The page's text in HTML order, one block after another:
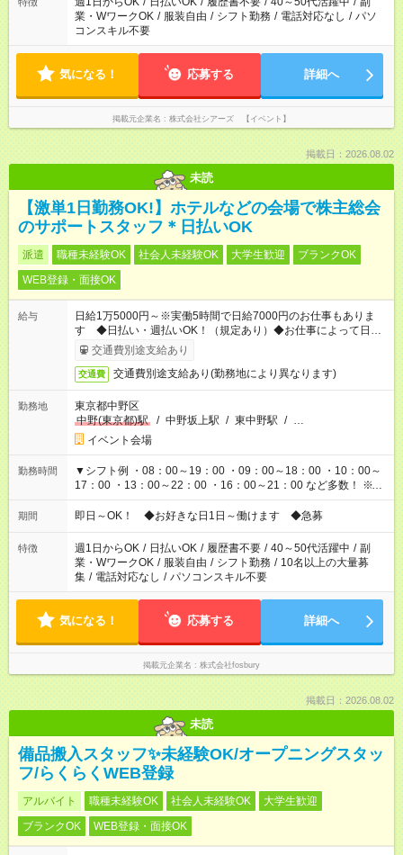
業・WワークOK / 服装自由 / シフト勤務 / 電話対応なし / パソ
コンスキル不要
気になる！ 応募する 詳細へ
掲載元企業名 株式会社シアーズ 【イベント】
掲載日：2026.08.02
未読
【激単1日勤務OK!】ホテルなどの会場で株主総会
のサポートスタッフ＊日払いOK
派遣 職種未経験OK 社会人未経験OK 大学生歓迎
ブランクOK
WEB登録・面接OK
給与
日給1万5000円～※実働5時間で日給7000円のお仕事もありま
す ◆日払い・週払いOK！（規定あり）◆お仕事によって日給も
異なります
交通費別途支給あり
交通費 交通費別途支給あり(勤務地により異なります)
勤務地
東京都中野区
中野(東京都)駅
/ 中野坂上駅 / 東中野駅 / …
イベント会場
勤務時間
▼シフト例 ・08：00～19：00 ・09：00～18：00 ・10：00～
17：00 ・13：00～22：00 ・16：00～21：00 など多数！ ※お
仕事により勤務時間が異なります
期間 即日～OK！ ◆お好きな日1日～働けます ◆急募
特徴 週1日からOK / 日払いOK / 履歴書不要 / 40～50代活躍中 / 副
業・WワークOK / 服装自由 / シフト勤務 / 10名以上の大量募
集 / 電話対応なし / パソコンスキル不要
気になる！ 応募する 詳細へ
掲載元企業名 株式会社fosbury
掲載日：2026.08.02
未読
備品搬入スタッフ✨未経験OK/オープニングスタッ
フ/らくらくWEB登録
アルバイト 職種未経験OK 社会人未経験OK
大学生歓迎
ブランクOK
WEB登録・面接OK